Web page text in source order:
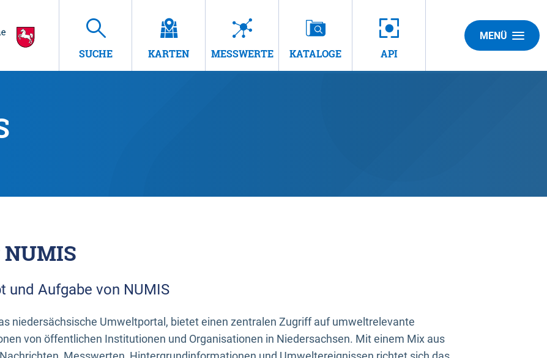
SUCHE KARTEN MESSWERTE KATALOGE API
MENÜ
und Aufgabe von NUMIS
niedersächsische Umweltportal, bietet einen zentralen Zugriff auf umweltrelevante
von öffentlichen Institutionen und Organisationen in Niedersachsen. Mit einem Mix aus